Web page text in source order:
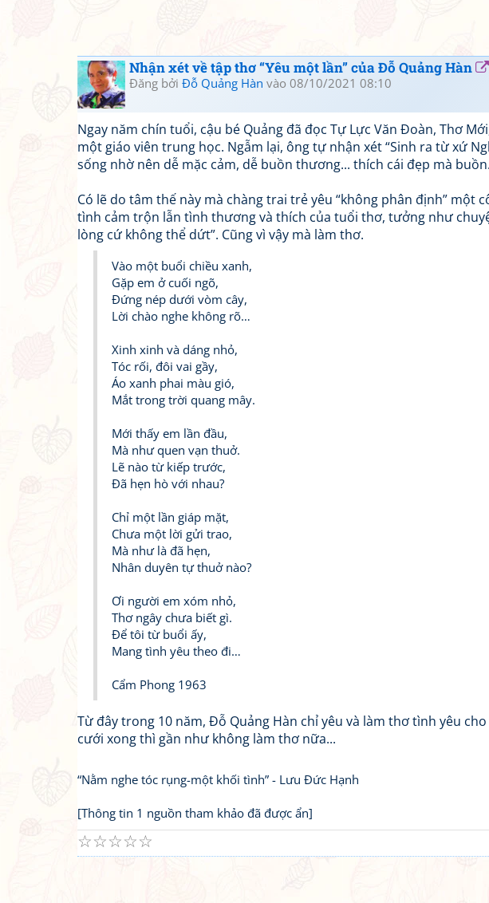
Nhận xét về tập thơ “Yêu một lần” của Đỗ Quảng Hàn
Đăng bởi Đỗ Quảng Hàn vào 08/10/2021 08:10
Ngay năm chín tuổi, cậu bé Quảng đã đọc Tự Lực Văn Đoàn, Thơ
một giáo viên trung học. Ngẫm lại, ông tự nhận xét “Sinh ra từ xứ
sống nhờ nên dễ mặc cảm, dễ buồn thương... thích cái đẹp mà
Có lẽ do tâm thế này mà chàng trai trẻ yêu “không phân định” một
tình cảm trộn lẫn tình thương và thích của tuổi thơ, tưởng như
lòng cứ không thể dứt”. Cũng vì vậy mà làm thơ.
Vào một buổi chiều xanh,
Gặp em ở cuối ngõ,
Đứng nép dưới vòm cây,
Lời chào nghe không rõ…
Xinh xinh và dáng nhỏ,
Tóc rối, đôi vai gầy,
Áo xanh phai màu gió,
Mắt trong trời quang mây.
Mới thấy em lần đầu,
Mà như quen vạn thuở.
Lẽ nào từ kiếp trước,
Đã hẹn hò với nhau?
Chỉ một lần giáp mặt,
Chưa một lời gửi trao,
Mà như là đã hẹn,
Nhân duyên tự thuở nào?
Ơi người em xóm nhỏ,
Thơ ngây chưa biết gì.
Để tôi từ buổi ấy,
Mang tình yêu theo đi…
Cẩm Phong 1963
Từ đây trong 10 năm, Đỗ Quảng Hàn chỉ yêu và làm thơ tình yêu
cưới xong thì gần như không làm thơ nữa...
“Nằm nghe tóc rụng-một khối tình” - Lưu Đức Hạnh
[Thông tin 1 nguồn tham khảo đã được ẩn]
☆
☆
☆
☆
☆